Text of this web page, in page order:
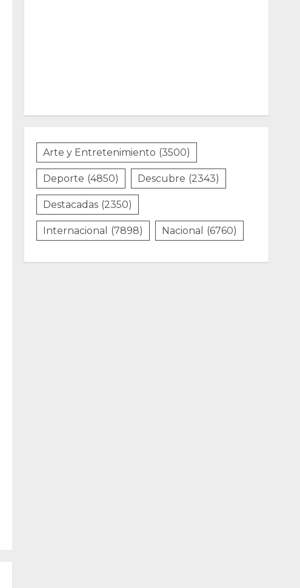
Arte y Entretenimiento (3500)
Deporte (4850) Descubre (2343)
Destacadas (2350)
Internacional (7898) Nacional (6760)